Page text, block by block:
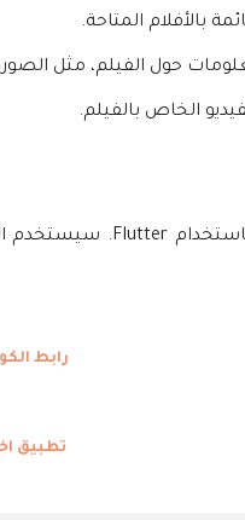
بالأفلام المتاحة.
حول الفيلم، مثل
الخاص بالفيلم.
رابط
تطبيق